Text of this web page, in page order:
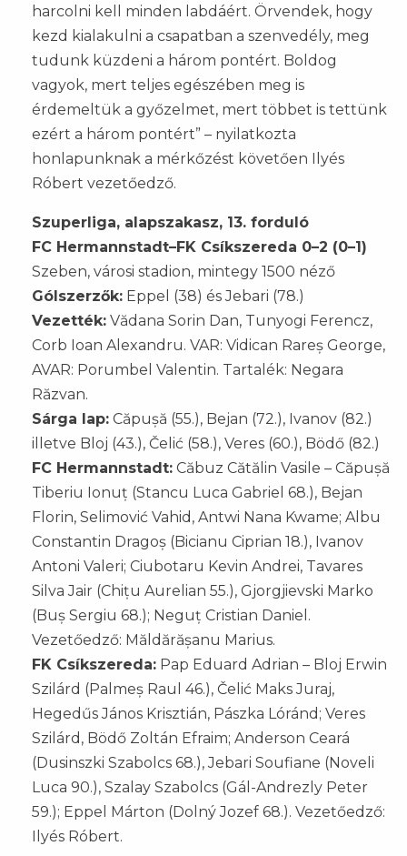
harcolni kell minden labdáért. Örvendek, hogy
kezd kialakulni a csapatban a szenvedély, meg
tudunk küzdeni a három pontért. Boldog
vagyok, mert teljes egészében meg is
érdemeltük a győzelmet, mert többet is tettünk
ezért a három pontért” – nyilatkozta
honlapunknak a mérkőzést követően Ilyés
Róbert vezetőedző.
Szuperliga, alapszakasz, 13. forduló
FC Hermannstadt–FK Csíkszereda 0–2 (0–1)
Szeben, városi stadion, mintegy 1500 néző
Gólszerzők: Eppel (38) és Jebari (78.)
Vezették: Vădana Sorin Dan, Tunyogi Ferencz,
Corb Ioan Alexandru. VAR: Vidican Rareș George,
AVAR: Porumbel Valentin. Tartalék: Negara
Răzvan.
Sárga lap: Căpușă (55.), Bejan (72.), Ivanov (82.)
illetve Bloj (43.), Čelić (58.), Veres (60.), Bödő (82.)
FC Hermannstadt: Căbuz Cătălin Vasile – Căpușă
Tiberiu Ionuț (Stancu Luca Gabriel 68.), Bejan
Florin, Selimović Vahid, Antwi Nana Kwame; Albu
Constantin Dragoș (Bicianu Ciprian 18.), Ivanov
Antoni Valeri; Ciubotaru Kevin Andrei, Tavares
Silva Jair (Chițu Aurelian 55.), Gjorgjievski Marko
(Buș Sergiu 68.); Neguț Cristian Daniel.
Vezetőedző: Măldărășanu Marius.
FK Csíkszereda: Pap Eduard Adrian – Bloj Erwin
Szilárd (Palmeș Raul 46.), Čelić Maks Juraj,
Hegedűs János Krisztián, Pászka Lóránd; Veres
Szilárd, Bödő Zoltán Efraim; Anderson Ceará
(Dusinszki Szabolcs 68.), Jebari Soufiane (Noveli
Luca 90.), Szalay Szabolcs (Gál-Andrezly Peter
59.); Eppel Márton (Dolný Jozef 68.). Vezetőedző:
Ilyés Róbert.